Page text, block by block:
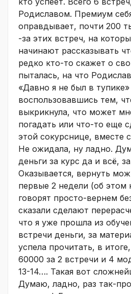
Родиславом. Премиум
оправдывает, почти 200
-за этих встреч, на
начинают рассказывать
редко кто-то скажет о
пыталась, на что
«Давно я не был в
воспользовавшись тем,
выкрикнула, что может
погадать или что-то еще
этой сокурснице, вместе
Не ожидала, ну ладно.
деньги за курс да и всё,
Оказывается, вернуть
первые 2 недели (об этом
говорят просто-вернем
сказали сделают
что я уже прошла из
встречи деньги, за
успела прочитать, в
60000 за 2 встречи и 4
13-14…. Такая вот
Думаю, ладно, раз так-